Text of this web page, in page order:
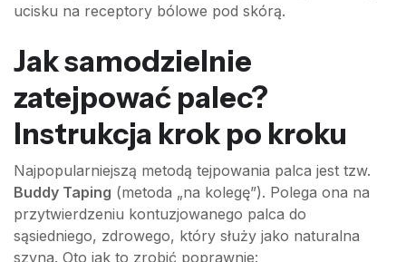
ucisku na receptory bólowe pod skórą.
Jak samodzielnie
zatejpować palec?
Instrukcja krok po kroku
Najpopularniejszą metodą tejpowania palca jest tzw.
Buddy Taping (metoda „na kolegę”). Polega ona na
przytwierdzeniu kontuzjowanego palca do
sąsiedniego, zdrowego, który służy jako naturalna
szyna. Oto jak to zrobić poprawnie: